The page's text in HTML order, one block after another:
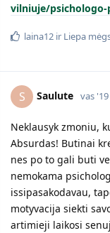
vilniuje/
laina12 ir Liepa
S Saulute vas '19
Neklausyk zmoniu,
Absurdas! Butinai
nes po to gali buti
nemokama
issipasakodavau,
motyvacija siekti
artimieji laikosi